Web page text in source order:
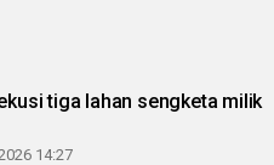
tiga lahan sengketa milik
14:27